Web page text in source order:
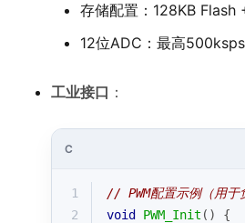
存储配置：128KB Flash
12位ADC：最高
工业接口 ：
C
1
// PWM配置示例（用于
2
void PWM_Init ()
{